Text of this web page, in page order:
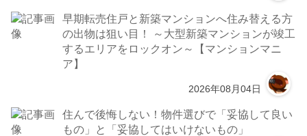
早期転売住戸と新築マンションへ住み替える方
の出物は狙い目！ ～大型新築マンションが竣工
するエリアをロックオン～【マンションマニ
ア】
2026年08月04日
住んで後悔しない！物件選びで「妥協して良い
もの」と「妥協してはいけないもの」